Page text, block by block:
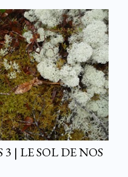
3 | LE SOL DE NOS